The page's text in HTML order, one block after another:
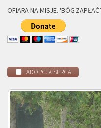
OFIARA NA MISJE. 'BÓG ZAPŁAĆ’
ADOPCJA SERCA